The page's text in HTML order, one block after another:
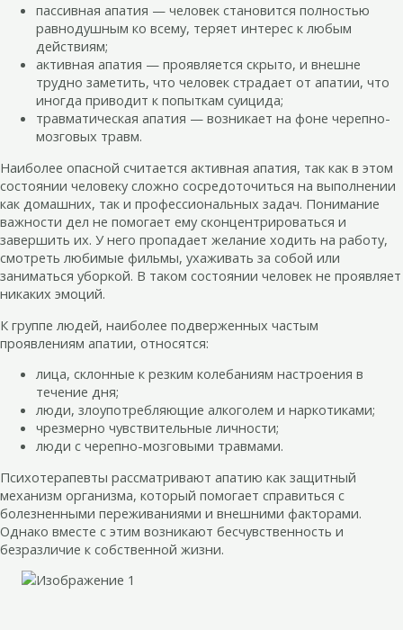
пассивная апатия — человек становится полностью
равнодушным ко всему, теряет интерес к любым
действиям;
активная апатия — проявляется скрыто, и внешне
трудно заметить, что человек страдает от апатии, что
иногда приводит к попыткам суицида;
травматическая апатия — возникает на фоне черепно-
мозговых травм.
Наиболее опасной считается активная апатия, так как в этом
состоянии человеку сложно сосредоточиться на выполнении
как домашних, так и профессиональных задач. Понимание
важности дел не помогает ему сконцентрироваться и
завершить их. У него пропадает желание ходить на работу,
смотреть любимые фильмы, ухаживать за собой или
заниматься уборкой. В таком состоянии человек не проявляет
никаких эмоций.
К группе людей, наиболее подверженных частым
проявлениям апатии, относятся:
лица, склонные к резким колебаниям настроения в
течение дня;
люди, злоупотребляющие алкоголем и наркотиками;
чрезмерно чувствительные личности;
люди с черепно-мозговыми травмами.
Психотерапевты рассматривают апатию как защитный
механизм организма, который помогает справиться с
болезненными переживаниями и внешними факторами.
Однако вместе с этим возникают бесчувственность и
безразличие к собственной жизни.